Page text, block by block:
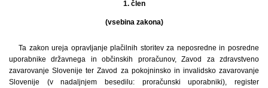
1. člen
(vsebina zakona)
Ta zakon ureja opravljanje plačilnih storitev za neposredne in posredne
uporabnike državnega in občinskih proračunov, Zavod za zdravstveno
zavarovanje Slovenije ter Zavod za pokojninsko in invalidsko zavarovanje
Slovenije (v nadaljnjem besedilu: proračunski uporabniki), register